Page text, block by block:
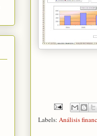
Labels: Análisis